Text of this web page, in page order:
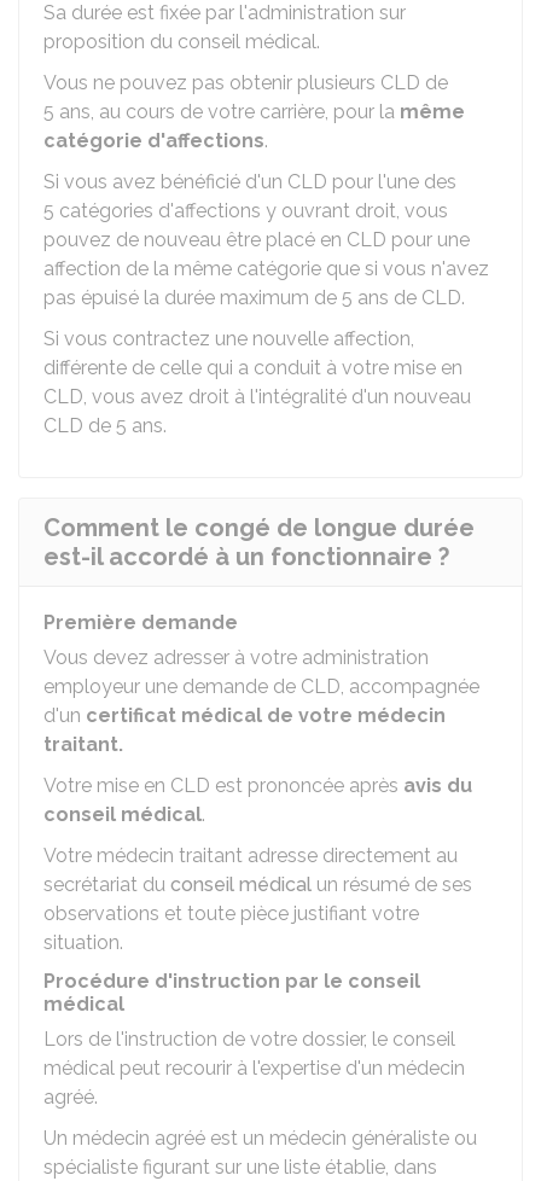
Sa durée est fixée par l'administration sur
proposition du conseil médical.
Vous ne pouvez pas obtenir plusieurs CLD de
5 ans, au cours de votre carrière, pour la même
catégorie d'affections.
Si vous avez bénéficié d'un CLD pour l'une des
5 catégories d'affections y ouvrant droit, vous
pouvez de nouveau être placé en CLD pour une
affection de la même catégorie que si vous n'avez
pas épuisé la durée maximum de 5 ans de CLD.
Si vous contractez une nouvelle affection,
différente de celle qui a conduit à votre mise en
CLD, vous avez droit à l'intégralité d'un nouveau
CLD de 5 ans.
Comment le congé de longue durée
est-il accordé à un fonctionnaire ?
Première demande
Vous devez adresser à votre administration
employeur une demande de CLD, accompagnée
d'un certificat médical de votre médecin
traitant.
Votre mise en CLD est prononcée après avis du
conseil médical.
Votre médecin traitant adresse directement au
secrétariat du conseil médical un résumé de ses
observations et toute pièce justifiant votre
situation.
Procédure d'instruction par le conseil
médical
Lors de l'instruction de votre dossier, le conseil
médical peut recourir à l'expertise d'un médecin
agréé.
Un médecin agréé est un médecin généraliste ou
spécialiste figurant sur une liste établie, dans